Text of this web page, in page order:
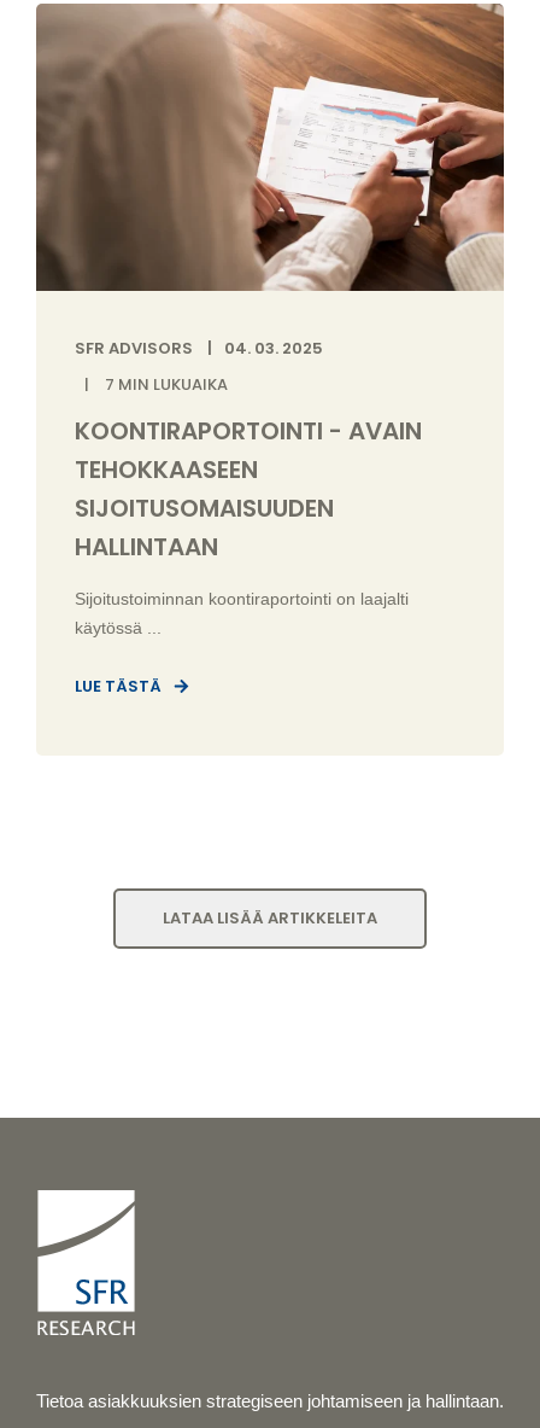
SFR ADVISORS
04. 03. 2025
7 MIN LUKUAIKA
KOONTIRAPORTOINTI - AVAIN
TEHOKKAASEEN
SIJOITUSOMAISUUDEN
HALLINTAAN
Sijoitustoiminnan koontiraportointi on laajalti
käytössä ...
LUE TÄSTÄ
LATAA LISÄÄ ARTIKKELEITA
Tietoa asiakkuuksien strategiseen johtamiseen ja hallintaan.